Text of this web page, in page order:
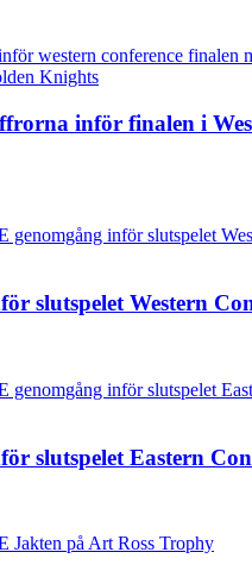
inför finalen i
slutspelet Western
slutspelet Eastern